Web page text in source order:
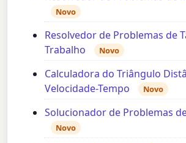
Novo
Resolvedor de Problemas de
Trabalho
Novo
Calculadora do Triângulo
Velocidade-Tempo
Novo
Solucionador de Problemas
Novo